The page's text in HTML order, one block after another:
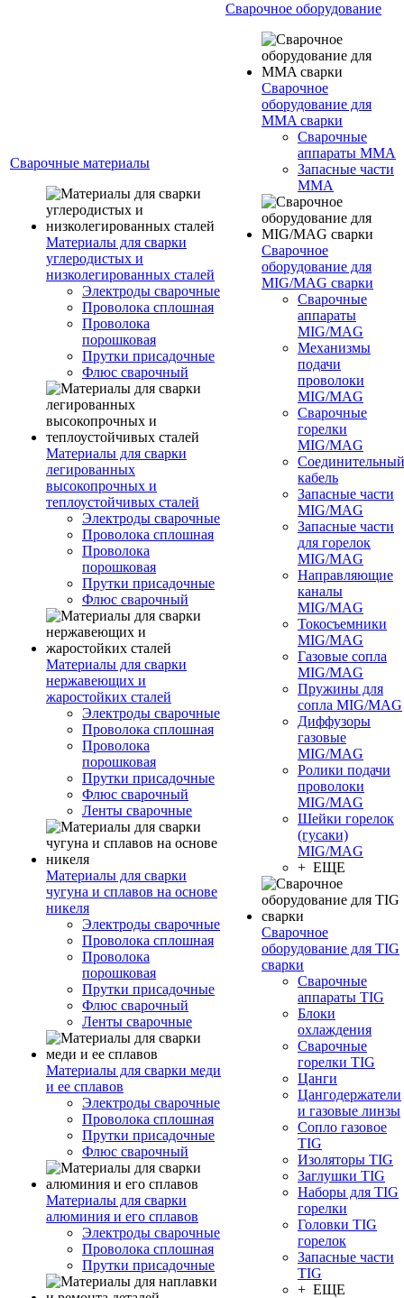
Сварочные материалы
Материалы для сварки
углеродистых и
низколегированных сталей
Электроды сварочные
Проволока сплошная
Проволока
порошковая
Прутки присадочные
Флюс сварочный
Материалы для сварки
легированных
высокопрочных и
теплоустойчивых сталей
Электроды сварочные
Проволока сплошная
Проволока
порошковая
Прутки присадочные
Флюс сварочный
Материалы для сварки
нержавеющих и
жаростойких сталей
Электроды сварочные
Проволока сплошная
Проволока
порошковая
Прутки присадочные
Флюс сварочный
Ленты сварочные
Материалы для сварки
чугуна и сплавов на основе
никеля
Электроды сварочные
Проволока сплошная
Проволока
порошковая
Прутки присадочные
Флюс сварочный
Ленты сварочные
Материалы для сварки меди
и ее сплавов
Электроды сварочные
Проволока сплошная
Прутки присадочные
Флюс сварочный
Материалы для сварки
алюминия и его сплавов
Электроды сварочные
Проволока сплошная
Прутки присадочные
Сварочное оборудование
Сварочное
оборудование для
MMA сварки
Сварочные
аппараты MMA
Запасные части
MMA
Сварочное
оборудование для
MIG/MAG сварки
Сварочные
аппараты
MIG/MAG
Механизмы
подачи
проволоки
MIG/MAG
Сварочные
горелки
MIG/MAG
Соединительный
кабель
Запасные части
MIG/MAG
Запасные части
для горелок
MIG/MAG
Направляющие
каналы
MIG/MAG
Токосъемники
MIG/MAG
Газовые сопла
MIG/MAG
Пружины для
сопла MIG/MAG
Диффузоры
газовые
MIG/MAG
Ролики подачи
проволоки
MIG/MAG
Шейки горелок
(гусаки)
MIG/MAG
+ ЕЩЕ
Сварочное
оборудование для TIG
сварки
Сварочные
аппараты TIG
Блоки
охлаждения
Сварочные
горелки TIG
Цанги
Цангодержатели
и газовые линзы
Сопло газовое
TIG
Изоляторы TIG
Заглушки TIG
Наборы для TIG
горелки
Головки TIG
горелок
Запасные части
TIG
+ ЕЩЕ